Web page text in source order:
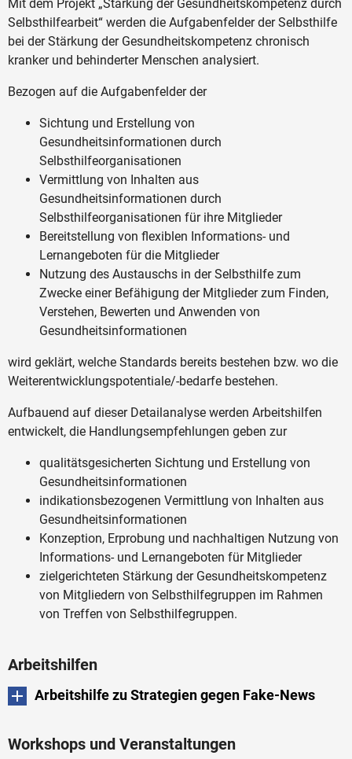
Mit dem Projekt „Stärkung der Gesundheitskompetenz durch
Selbsthilfearbeit“ werden die Aufgabenfelder der Selbsthilfe
bei der Stärkung der Gesundheitskompetenz chronisch
kranker und behinderter Menschen analysiert.
Bezogen auf die Aufgabenfelder der
Sichtung und Erstellung von
Gesundheitsinformationen durch
Selbsthilfeorganisationen
Vermittlung von Inhalten aus
Gesundheitsinformationen durch
Selbsthilfeorganisationen für ihre Mitglieder
Bereitstellung von flexiblen Informations- und
Lernangeboten für die Mitglieder
Nutzung des Austauschs in der Selbsthilfe zum
Zwecke einer Befähigung der Mitglieder zum Finden,
Verstehen, Bewerten und Anwenden von
Gesundheitsinformationen
wird geklärt, welche Standards bereits bestehen bzw. wo die
Weiterentwicklungspotentiale/-bedarfe bestehen.
Aufbauend auf dieser Detailanalyse werden Arbeitshilfen
entwickelt, die Handlungsempfehlungen geben zur
qualitätsgesicherten Sichtung und Erstellung von
Gesundheitsinformationen
indikationsbezogenen Vermittlung von Inhalten aus
Gesundheitsinformationen
Konzeption, Erprobung und nachhaltigen Nutzung von
Informations- und Lernangeboten für Mitglieder
zielgerichteten Stärkung der Gesundheitskompetenz
von Mitgliedern von Selbsthilfegruppen im Rahmen
von Treffen von Selbsthilfegruppen.
Arbeitshilfen
Arbeitshilfe zu Strategien gegen Fake-News
Workshops und Veranstaltungen